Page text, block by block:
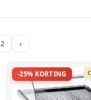
2 ›
-25% KORTING